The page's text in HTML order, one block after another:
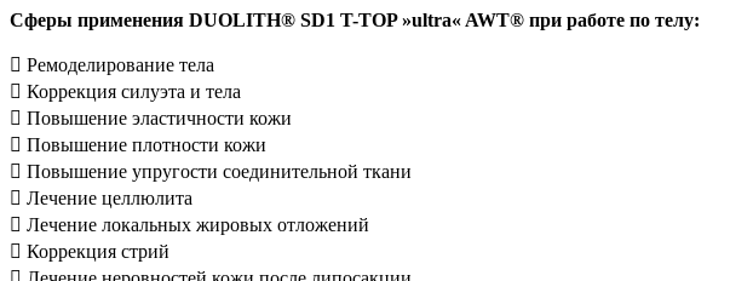
Сферы применения DUOLITH® SD1 T-TOP »ultra« AWT® при работе по телу:
 Ремоделирование тела
 Коррекция силуэта и тела
 Повышение эластичности кожи
 Повышение плотности кожи
 Повышение упругости соединительной ткани
 Лечение целлюлита
 Лечение локальных жировых отложений
 Коррекция стрий